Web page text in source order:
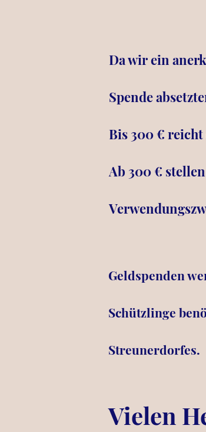
Da wir ein
Spende
Bis 300 € reicht
Ab 300 €
Geldspenden
Schützlinge
Streunerdorfes.
Vielen